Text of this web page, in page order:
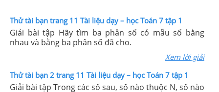
Thử tài bạn trang 11 Tài liệu dạy – học Toán 7 tập 1
Giải bài tập Hãy tìm ba phân số có mẫu số bằng
nhau và bằng ba phân số đã cho.
Xem lời giải
Thử tài bạn 2 trang 11 Tài liệu dạy – học Toán 7 tập 1
Giải bài tập Trong các số sau, số nào thuộc N, số nào